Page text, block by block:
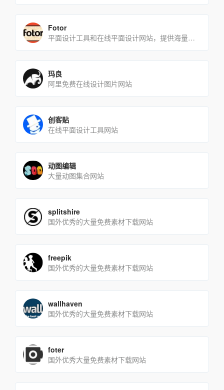
Fotor
平面设计工具和在线平面设计网站，提供海量的素材和模板
玛良
阿里免费在线设计图片网站
创客贴
在线平面设计工具网站
动图编辑
大量动图集合网站
splitshire
国外优秀的大量免费素材下载网站
freepik
国外优秀的大量免费素材下载网站
wallhaven
国外优秀的大量免费素材下载网站
foter
国外优秀大量免费素材下载网站